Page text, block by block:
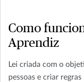
Como
Aprendiz
Lei criada com o
pessoas e criar